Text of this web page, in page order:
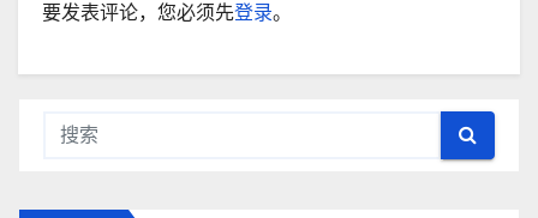
要发表评论，您必须先登录。